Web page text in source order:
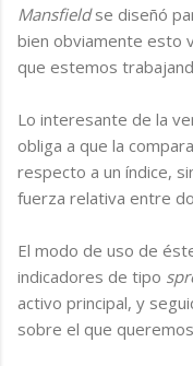
Mansfieldse diseñó
bien obviamente esto
que estemos
Lo interesante de la
obliga a que la
respecto a un índice,
fuerza relativa entre
El modo de uso de
indicadores de tipo
activo principal, y
sobre el que